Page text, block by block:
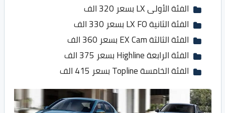
الفئة الأولى LX بسعر 320 الف
الفئة الثانية LX FO بسعر 330 الف
الفئة الثالثة EX Cam بسعر 360 الف
الفئة الرابعة Highline بسعر 375 الف
الفئة الخامسة Topline بسعر 415 الف